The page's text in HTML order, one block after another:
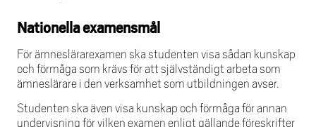
Nationella examensmål
För ämneslärarexamen ska studenten visa sådan kunskap
och förmåga som krävs för att självständigt arbeta som
ämneslärare i den verksamhet som utbildningen avser.
Studenten ska även visa kunskap och förmåga för annan
undervisning för vilken examen enligt gällande föreskrifter